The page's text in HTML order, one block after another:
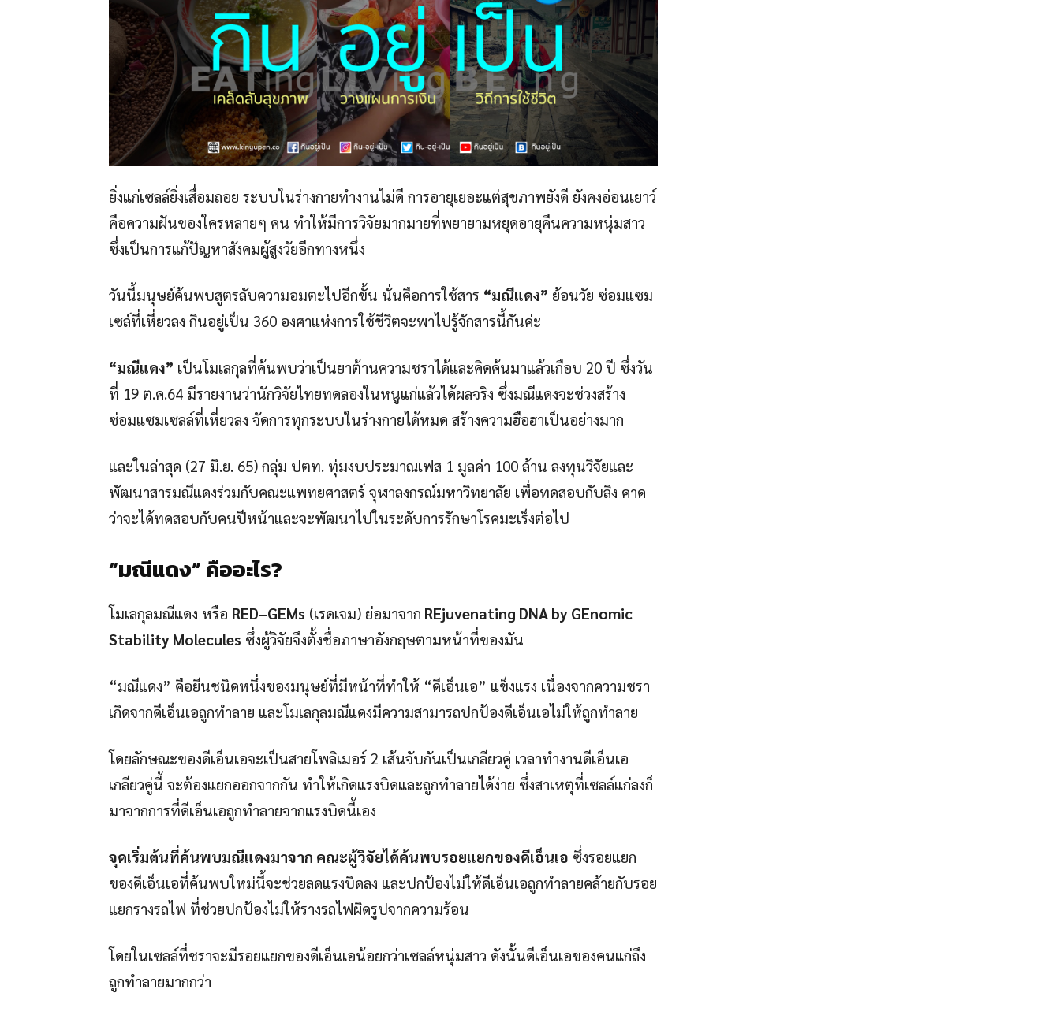
ยิ่งแก่เซลล์ยิ่งเสื่อมถอย ระบบในร่างกายทำงานไม่ดี การอายุเยอะแต่สุขภาพยังดี ยังคงอ่อนเยาว์
คือความฝันของใครหลายๆ คน ทำให้มีการวิจัยมากมายที่พยายามหยุดอายุคืนความหนุ่มสาว
ซึ่งเป็นการแก้ปัญหาสังคมผู้สูงวัยอีกทางหนึ่ง
วันนี้มนุษย์ค้นพบสูตรลับความอมตะไปอีกขั้น นั่นคือการใช้สาร “มณีแดง” ย้อนวัย ซ่อมแซม
เซล์ที่เหี่ยวลง กินอยู่เป็น 360 องศาแห่งการใช้ชีวิตจะพาไปรู้จักสารนี้กันค่ะ
“มณีแดง” เป็นโมเลกุลที่ค้นพบว่าเป็นยาต้านความชราได้และคิดค้นมาแล้วเกือบ 20 ปี ซึ่งวัน
ที่ 19 ต.ค.64 มีรายงานว่านักวิจัยไทยทดลองในหนูแก่แล้วได้ผลจริง ซึ่งมณีแดงจะช่วงสร้าง
ซ่อมแซมเซลล์ที่เหี่ยวลง จัดการทุกระบบในร่างกายได้หมด สร้างความฮือฮาเป็นอย่างมาก
และในล่าสุด (27 มิ.ย. 65) กลุ่ม ปตท. ทุ่มงบประมาณเฟส 1 มูลค่า 100 ล้าน ลงทุนวิจัยและ
พัฒนาสารมณีแดงร่วมกับคณะแพทยศาสตร์ จุฬาลงกรณ์มหาวิทยาลัย เพื่อทดสอบกับลิง คาด
ว่าจะได้ทดสอบกับคนปีหน้าและจะพัฒนาไปในระดับการรักษาโรคมะเร็งต่อไป
“มณีแดง” คืออะไร?
โมเลกุลมณีแดง หรือ RED–GEMs (เรดเจม) ย่อมาจาก REjuvenating DNA by GEnomic
Stability Molecules ซึ่งผู้วิจัยจึงตั้งชื่อภาษาอังกฤษตามหน้าที่ของมัน
“มณีแดง” คือยีนชนิดหนึ่งของมนุษย์ที่มีหน้าที่ทำให้ “ดีเอ็นเอ” แข็งแรง เนื่องจากความชรา
เกิดจากดีเอ็นเอถูกทำลาย และโมเลกุลมณีแดงมีความสามารถปกป้องดีเอ็นเอไม่ให้ถูกทำลาย
โดยลักษณะของดีเอ็นเอจะเป็นสายโพลิเมอร์ 2 เส้นจับกันเป็นเกลียวคู่ เวลาทำงานดีเอ็นเอ
เกลียวคู่นี้ จะต้องแยกออกจากกัน ทำให้เกิดแรงบิดและถูกทำลายได้ง่าย ซึ่งสาเหตุที่เซลล์แก่ลงก็
มาจากการที่ดีเอ็นเอถูกทำลายจากแรงบิดนี้เอง
จุดเริ่มต้นที่ค้นพบมณีแดงมาจาก คณะผู้วิจัยได้ค้นพบรอยแยกของดีเอ็นเอ ซึ่งรอยแยก
ของดีเอ็นเอที่ค้นพบใหม่นี้จะช่วยลดแรงบิดลง และปกป้องไม่ให้ดีเอ็นเอถูกทำลายคล้ายกับรอย
แยกรางรถไฟ ที่ช่วยปกป้องไม่ให้รางรถไฟผิดรูปจากความร้อน
โดยในเซลล์ที่ชราจะมีรอยแยกของดีเอ็นเอน้อยกว่าเซลล์หนุ่มสาว ดังนั้นดีเอ็นเอของคนแก่ถึง
ถูกทำลายมากกว่า